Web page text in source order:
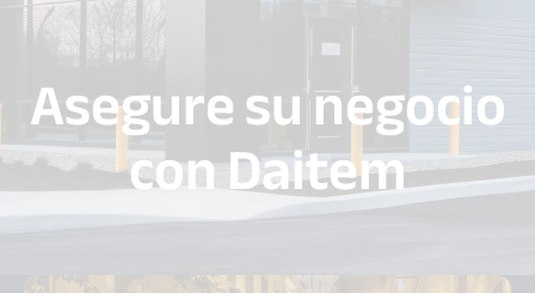
Asegure su negocio
con Daitem